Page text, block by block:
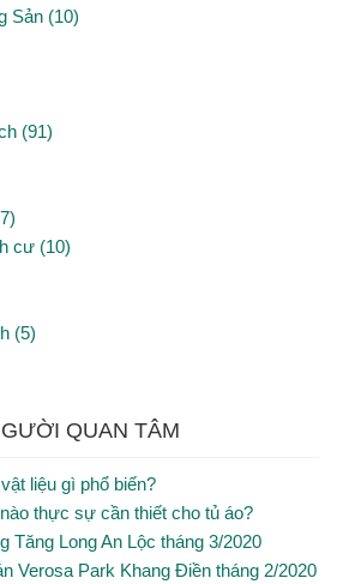
Sản (10)
(91)
cư (10)
(5)
QUAN TÂM
liệu gì phổ biến?
thực sự cần thiết cho tủ áo?
Tăng Long An Lộc tháng 3/2020
Verosa Park Khang Điền tháng 2/2020